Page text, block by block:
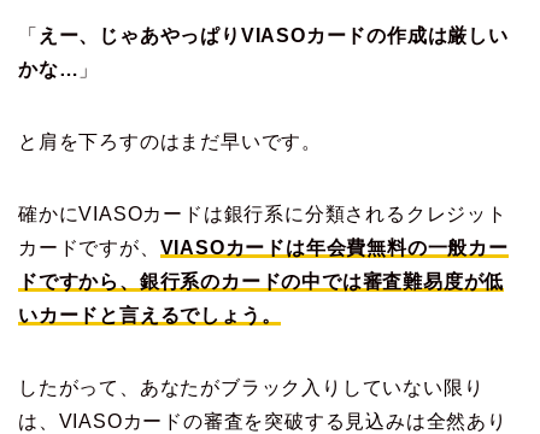
「 えー、じゃあやっぱりVIASOカードの作成は厳しい
かな… 」
と肩を下ろすのはまだ早いです。
確かにVIASOカードは銀行系に分類されるクレジット
カードですが、 VIASOカードは年会費無料の一般カー
ドですから、銀行系のカードの中では審査難易度が低
いカードと言えるでしょう。
したがって、あなたがブラック入りしていない限り
は、VIASOカードの審査を突破する見込みは全然あり